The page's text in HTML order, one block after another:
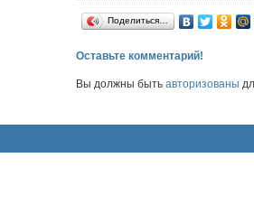
Поделиться…
Оставьте комментарий!
Вы должны быть авторизованы